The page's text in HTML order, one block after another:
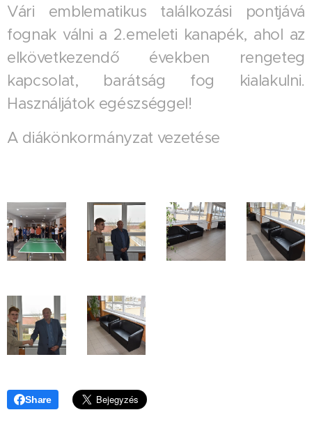
Vári emblematikus találkozási pontjává
fognak válni a 2.emeleti kanapék, ahol az
elkövetkezendő években rengeteg
kapcsolat, barátság fog kialakulni.
Használjátok egészséggel!
A diákönkormányzat vezetése
Share